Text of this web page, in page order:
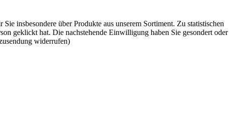
insbesondere über Produkte aus unserem Sortiment. Zu statistischen
geklickt hat. Die nachstehende Einwilligung haben Sie gesondert oder
widerrufen)